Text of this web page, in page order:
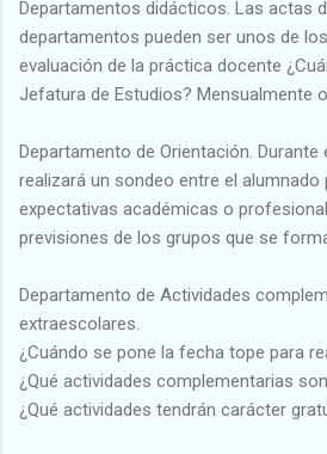
Departamentos didácticos. Las actas
departamentos pueden ser unos de
evaluación de la práctica docente
Jefatura de Estudios? Mensualmente
Departamento de Orientación.
realizará un sondeo entre el alumnado
expectativas académicas o
previsiones de los grupos que se
Departamento de Actividades
extraescolares.
¿Cuándo se pone la fecha tope para
¿Qué actividades complementarias
¿Qué actividades tendrán carácter